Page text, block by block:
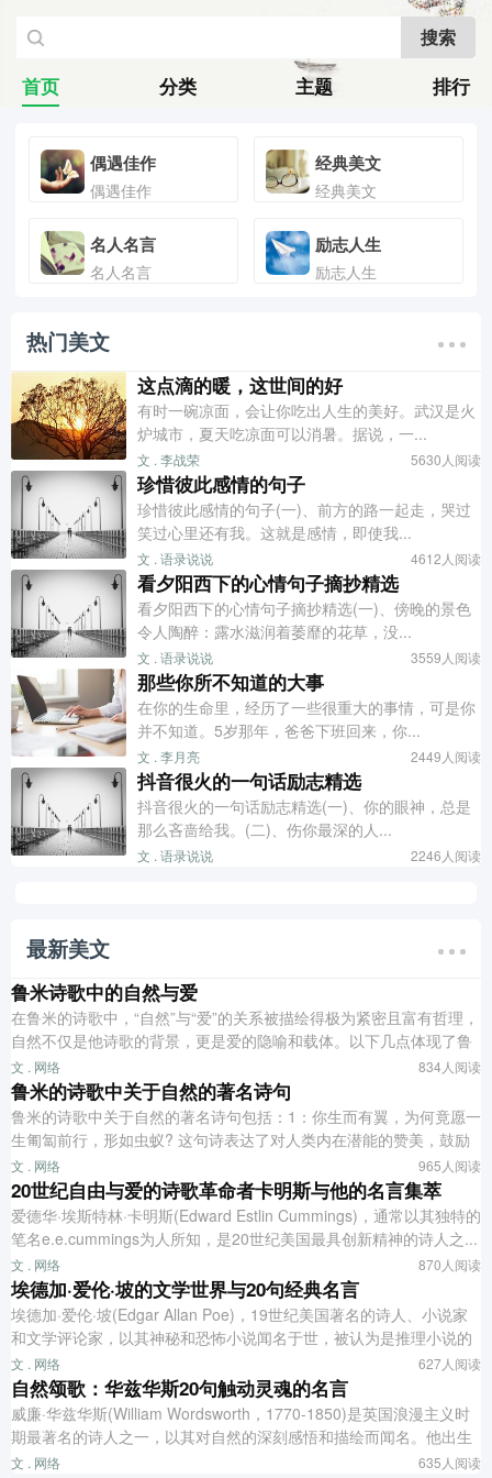
搜索
首页 分类 主题 排行
偶遇佳作
偶遇佳作
经典美文
经典美文
名人名言
名人名言
励志人生
励志人生
热门美文
这点滴的暖，这世间的好
有时一碗凉面，会让你吃出人生的美好。武汉是火
炉城市，夏天吃凉面可以消暑。据说，一...
文 . 李战荣 5630人阅读
珍惜彼此感情的句子
珍惜彼此感情的句子(一)、前方的路一起走，哭过
笑过心里还有我。这就是感情，即使我...
文 . 语录说说 4612人阅读
看夕阳西下的心情句子摘抄精选
看夕阳西下的心情句子摘抄精选(一)、傍晚的景色
令人陶醉：露水滋润着萎靡的花草，没...
文 . 语录说说 3559人阅读
那些你所不知道的大事
在你的生命里，经历了一些很重大的事情，可是你
并不知道。5岁那年，爸爸下班回来，你...
文 . 李月亮 2449人阅读
抖音很火的一句话励志精选
抖音很火的一句话励志精选(一)、你的眼神，总是
那么吝啬给我。(二)、伤你最深的人...
文 . 语录说说 2246人阅读
最新美文
鲁米诗歌中的自然与爱
在鲁米的诗歌中，“自然”与“爱”的关系被描绘得极为紧密且富有哲理，
自然不仅是他诗歌的背景，更是爱的隐喻和载体。以下几点体现了鲁
米诗歌中自然与爱的深刻联系：自然作...
文 . 网络 834人阅读
鲁米的诗歌中关于自然的著名诗句
鲁米的诗歌中关于自然的著名诗句包括：1：你生而有翼，为何竟愿一
生匍匐前行，形如虫蚁? 这句诗表达了对人类内在潜能的赞美，鼓励
人们超越物质世界的束缚，追求更高的精...
文 . 网络 965人阅读
20世纪自由与爱的诗歌革命者卡明斯与他的名言集萃
爱德华·埃斯特林·卡明斯(Edward Estlin Cummings)，通常以其独特的
笔名e.e.cummings为人所知，是20世纪美国最具创新精神的诗人之...
文 . 网络 870人阅读
埃德加·爱伦·坡的文学世界与20句经典名言
埃德加·爱伦·坡(Edgar Allan Poe)，19世纪美国著名的诗人、小说家
和文学评论家，以其神秘和恐怖小说闻名于世，被认为是推理小说的
开山鼻祖。1809...
文 . 网络 627人阅读
自然颂歌：华兹华斯20句触动灵魂的名言
威廉·华兹华斯(William Wordsworth，1770-1850)是英国浪漫主义时
期最著名的诗人之一，以其对自然的深刻感悟和描绘而闻名。他出生
于英格兰北...
文 . 网络 635人阅读